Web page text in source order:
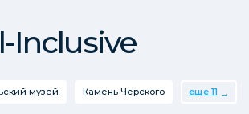
Inclusive
музей Камень Черского еще 11